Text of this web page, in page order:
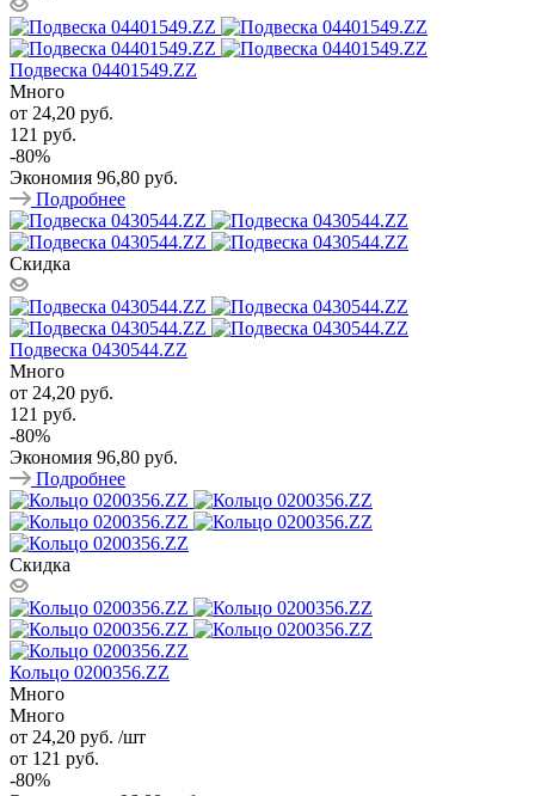
Подвеска 04401549.ZZ
Много
от 24,20 руб.
121 руб.
-80%
Экономия 96,80 руб.
Подробнее
Скидка
Подвеска 0430544.ZZ
Много
от 24,20 руб.
121 руб.
-80%
Экономия 96,80 руб.
Подробнее
Скидка
Кольцо 0200356.ZZ
Много
Много
от 24,20 руб. /шт
от 121 руб.
-80%